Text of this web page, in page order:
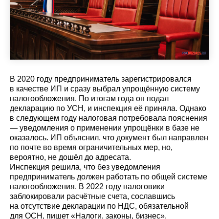
В 2020 году предприниматель зарегистрировался
в качестве ИП и сразу выбрал упрощённую систему
налогообложения. По итогам года он подал
декларацию по УСН, и инспекция её приняла. Однако
в следующем году налоговая потребовала пояснения
— уведомления о применении упрощёнки в базе не
оказалось. ИП объяснил, что документ был направлен
по почте во время ограничительных мер, но,
вероятно, не дошёл до адресата.
Инспекция решила, что без уведомления
предприниматель должен работать по общей системе
налогообложения. В 2022 году налоговики
заблокировали расчётные счета, сославшись
на отсутствие декларации по НДС, обязательной
для ОСН, пишет «Налоги, законы, бизнес».